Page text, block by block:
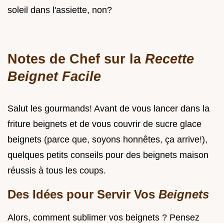
soleil dans l'assiette, non?
Notes de Chef sur la Recette
Beignet Facile
Salut les gourmands! Avant de vous lancer dans la
friture beignets et de vous couvrir de sucre glace
beignets (parce que, soyons honnêtes, ça arrive!),
quelques petits conseils pour des beignets maison
réussis à tous les coups.
Des Idées pour Servir Vos Beignets
Alors, comment sublimer vos beignets ? Pensez